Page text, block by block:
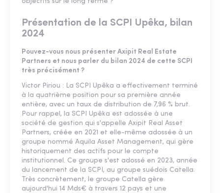
Présentation de la SCPI Upêka, bilan
2024
Pouvez-vous nous présenter Axipit Real Estate
Partners et nous parler du bilan 2024 de cette SCPI
très précisément ?
Victor Piriou : La SCPI Upêka a effectivement terminé
à la quatrième position pour sa première année
entière, avec un taux de distribution de 7,96 % brut.
Pour rappel, la SCPI Upêka est adossée à une
société de gestion qui s'appelle Axipit Real Asset
Partners, créée en 2021 et elle-même adossée à un
groupe nommé Aquila Asset Management, qui gère
historiquement des actifs pour le compte
institutionnel. Ce groupe s'est adossé en 2023, année
du lancement de la SCPI, au groupe suédois Catella.
Très concrètement, le groupe Catella gère
aujourd'hui 14 Mds€ à travers 12 pays et une